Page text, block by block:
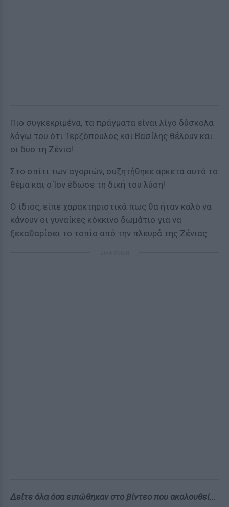
Πιο συγκεκριμένα, τα πράγματα είναι λίγο δύσκολα
λόγω του ότι Τερζόπουλος και Βασίλης θέλουν και
οι δύο τη Ζένια!
Στο σπίτι των αγοριών, συζητήθηκε αρκετά αυτό το
θέμα και ο Ίον έδωσε τη δική του λύση!
Ο ίδιος, είπε χαρακτηριστικά πως θα ήταν καλό να
κάνουν οι γυναίκες κόκκινο δωμάτιο για να
ξεκαθαρίσει το τοπίο από την πλευρά της Ζένιας.
Δείτε όλα όσα ειπώθηκαν στο βίντεο που ακολουθεί...